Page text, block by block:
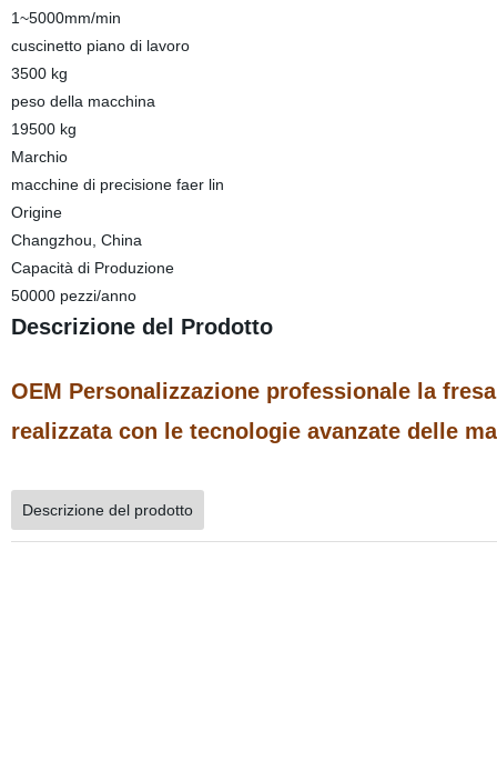
1~5000mm/min
cuscinetto piano di lavoro
3500 kg
peso della macchina
19500 kg
Marchio
macchine di precisione faer lin
Origine
Changzhou, China
Capacità di Produzione
50000 pezzi/anno
Descrizione del Prodotto
OEM Personalizzazione professionale la
realizzata con le tecnologie avanzate delle
Descrizione del prodotto